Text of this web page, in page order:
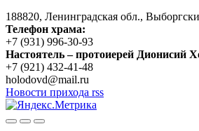
188820, Ленинградская обл.,
Телефон храма:
+7 (931) 996-30-93
Настоятель – протоиерей Дионисий
+7 (921) 432-41-48
holodovd@mail.ru
Новости прихода rss